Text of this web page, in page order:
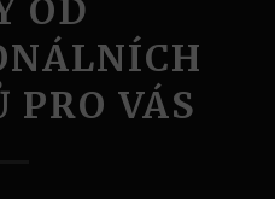
OD
PRO VÁS